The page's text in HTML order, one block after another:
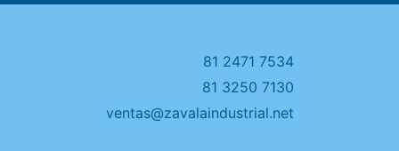
81 2471 7534
81 3250 7130
ventas@zavalaindustrial.net